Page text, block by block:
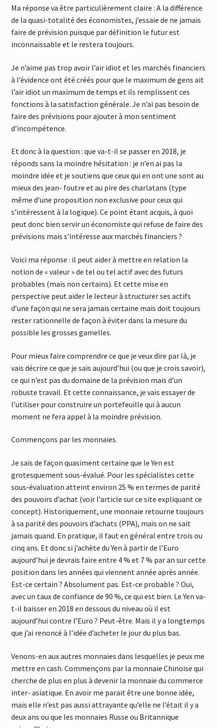
Ma réponse va être particulièrement claire : A la différence
de la quasi-totalité des économistes, j’essaie de ne jamais
faire de prévision puisque par définition le futur est
inconnaissable et le restera toujours.
Je n’aime pas trop avoir l’air idiot et les marchés financiers
à l’évidence ont été créés pour que le maximum de gens ait
l’air idiot un maximum de temps et ils remplissent ces
fonctions à la satisfaction générale. Je n’ai pas besoin de
faire des prévisions pour ajouter à mon sentiment
d’incompétence.
Et donc à la question : que va-t-il se passer en 2018, je
réponds sans la moindre hésitation : je n’en ai pas la
moindre idée et je soutiens que ceux qui en ont une sont au
mieux des jean- foutre et au pire des charlatans (type
même d’une proposition non exclusive pour ceux qui
s’intéressent à la logique). Ce point étant acquis, à quoi
peut donc bien servir un économiste qui refuse de faire des
prévisions mais s’intéresse aux marchés financiers ?
Voici ma réponse : il peut aider à mettre en relation la
notion de « valeur » de tel ou tel actif avec des futurs
probables (mais non certains). Et cette mise en
perspective peut aider le lecteur à structurer ses actifs
d’une façon qui ne sera jamais certaine mais doit toujours
rester rationnelle de façon à éviter dans la mesure du
possible les grosses gamelles.
Pour mieux faire comprendre ce que je veux dire par là, je
vais décrire ce que je sais aujourd’hui (ou que je crois savoir),
ce qui n’est pas du domaine de la prévision mais d’un
robuste travail. Et cette connaissance, je vais essayer de
l’utiliser pour construire un portefeuille qui à aucun
moment ne fera appel à la moindre prévision.
Commençons par les monnaies.
Je sais de façon quasiment certaine que le Yen est
grotesquement sous-évalué. Pour les spécialistes cette
sous-évaluation atteint environ 25 % en termes de parité
des pouvoirs d’achat (voir l’article sur ce site expliquant ce
concept). Historiquement, une monnaie retourne toujours
à sa parité des pouvoirs d’achats (PPA), mais on ne sait
jamais quand. En pratique, il faut en général entre trois ou
cinq ans. Et donc si j’achète du Yen à partir de l’Euro
aujourd’hui je devrais faire entre 4 % et 7 % par an sur cette
position dans les années qui viennent année après année.
Est-ce certain ? Absolument pas. Est-ce probable ? Oui,
avec un taux de confiance de 90 %, ce qui est bien. Le Yen va-
t-il baisser en 2018 en dessous du niveau où il est
aujourd’hui contre l’Euro ? Peut-être. Mais il y a longtemps
que j’ai renoncé à l’idée d’acheter le jour du plus bas.
Venons-en aux autres monnaies dans lesquelles je peux me
mettre en cash. Commençons par la monnaie Chinoise qui
cherche de plus en plus à devenir la monnaie du commerce
inter- asiatique. En avoir me parait être une bonne idée,
mais elle n’est pas aussi attrayante qu’elle ne l’était il y a
deux ans ou que les monnaies Russe ou Britannique